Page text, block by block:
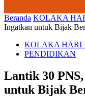
Beranda KOLAKA
Ingatkan untuk Bijak
KOLAKA HARI
PENDIDIKAN
Lantik 30
untuk Bijak